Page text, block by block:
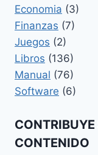
Economia (3)
Finanzas (7)
Juegos (2)
Libros (136)
Manual (76)
Software (6)
CONTENIDO